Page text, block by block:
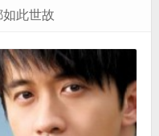
此世故